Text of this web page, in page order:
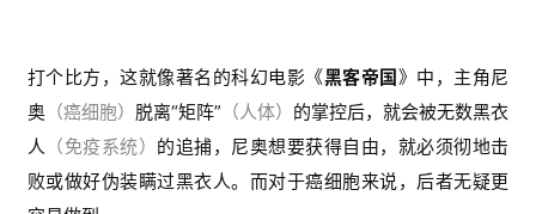
打个比方，这就像著名的科幻电影《黑客帝国》中，主角尼
奥 （癌细胞） 脱离“矩阵” （人体） 的掌控后，就会被无数黑衣
人 （免疫系统） 的追捕，尼奥想要获得自由，就必须彻地击
败或做好伪装瞒过黑衣人。而对于癌细胞来说，后者无疑更